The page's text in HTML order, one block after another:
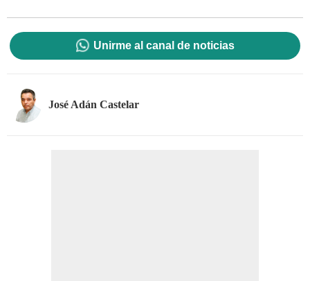
Unirme al canal de noticias
José Adán Castelar